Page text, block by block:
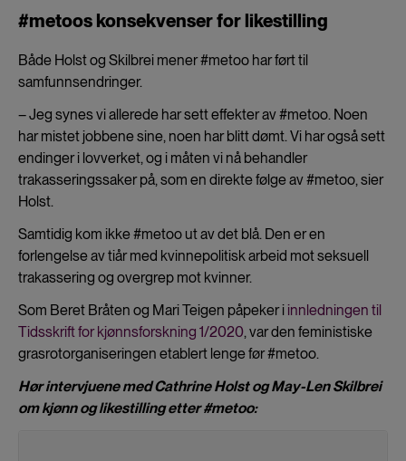
#metoos konsekvenser for likestilling
Både Holst og Skilbrei mener #metoo har ført til
samfunnsendringer.
– Jeg synes vi allerede har sett effekter av #metoo. Noen
har mistet jobbene sine, noen har blitt dømt. Vi har også sett
endinger i lovverket, og i måten vi nå behandler
trakasseringssaker på, som en direkte følge av #metoo, sier
Holst.
Samtidig kom ikke #metoo ut av det blå. Den er en
forlengelse av tiår med kvinnepolitisk arbeid mot seksuell
trakassering og overgrep mot kvinner.
Som Beret Bråten og Mari Teigen påpeker iinnledningen til
Tidsskrift for kjønnsforskning 1/2020, var den feministiske
grasrotorganiseringen etablert lenge før #metoo.
Hør intervjuene med Cathrine Holst og May-Len Skilbrei
om kjønn og likestilling etter #metoo: